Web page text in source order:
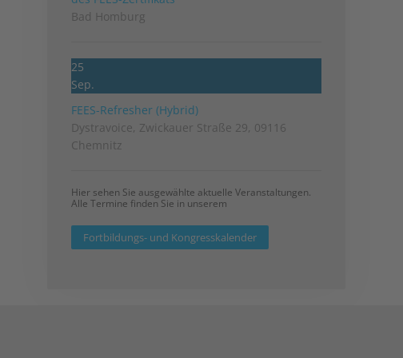
Bad Homburg
25
Sep.
FEES-Refresher (Hybrid)
Dystravoice, Zwickauer Straße 29, 09116
Chemnitz
Hier sehen Sie ausgewählte aktuelle Veranstaltungen.
Alle Termine finden Sie in unserem
Fortbildungs- und Kongresskalender